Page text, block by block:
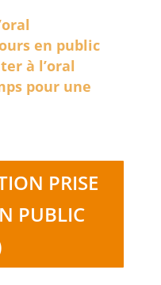
en public
à l’oral
pour une
PRISE
PUBLIC